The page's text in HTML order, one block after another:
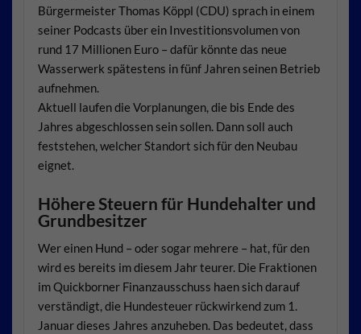
Bürgermeister Thomas Köppl (CDU) sprach in einem
seiner Podcasts über ein Investitionsvolumen von
rund 17 Millionen Euro – dafür könnte das neue
Wasserwerk spätestens in fünf Jahren seinen Betrieb
aufnehmen.
Aktuell laufen die Vorplanungen, die bis Ende des
Jahres abgeschlossen sein sollen. Dann soll auch
feststehen, welcher Standort sich für den Neubau
eignet.
Höhere Steuern für Hundehalter und
Grundbesitzer
Wer einen Hund – oder sogar mehrere – hat, für den
wird es bereits im diesem Jahr teurer. Die Fraktionen
im Quickborner Finanzausschuss haen sich darauf
verständigt, die Hundesteuer rückwirkend zum 1.
Januar dieses Jahres anzuheben. Das bedeutet, dass